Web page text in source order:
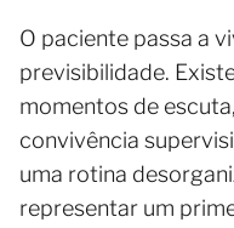
O paciente passa a
previsibilidade.
momentos de
convivência
uma rotina
representar um